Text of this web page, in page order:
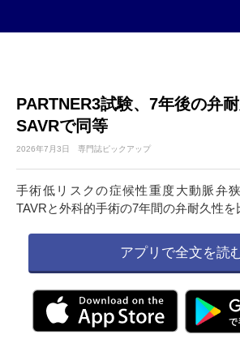
PARTNER3試験、7年後の弁
SAVRで同等
2026年7月3日 専門誌ピックアップ
手術低リスクの症候性重度大動脈弁
TAVRと外科的手術の7年間の弁耐久性を
アプリで全文を読